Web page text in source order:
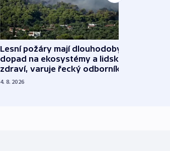
Lesní požáry mají dlouhodobý
dopad na ekosystémy a lidské
zdraví, varuje řecký odborník
4. 8. 2026